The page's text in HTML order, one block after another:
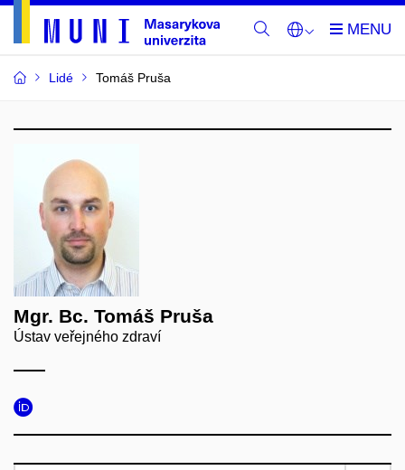
Lidé Tomáš Pruša
Mgr. Bc. Tomáš Pruša
Ústav veřejného zdraví